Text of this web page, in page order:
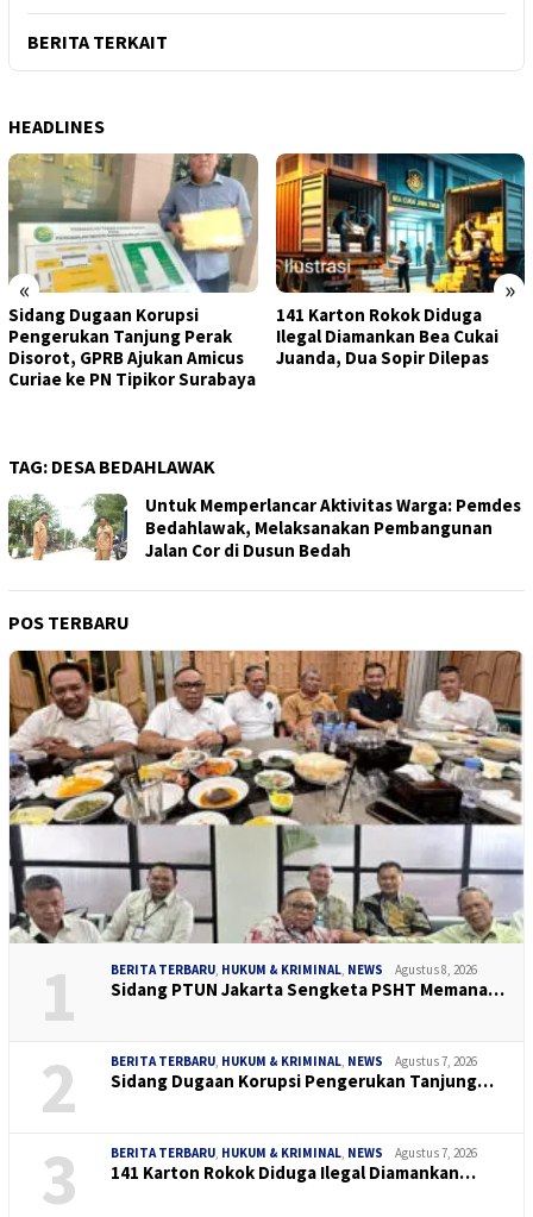
BERITA TERKAIT
HEADLINES
« »
Sidang Dugaan Korupsi
Pengerukan Tanjung Perak
Disorot, GPRB Ajukan Amicus
Curiae ke PN Tipikor Surabaya
141 Karton Rokok Diduga
Ilegal Diamankan Bea Cukai
Juanda, Dua Sopir Dilepas
TAG: DESA BEDAHLAWAK
Untuk Memperlancar Aktivitas Warga: Pemdes
Bedahlawak, Melaksanakan Pembangunan
Jalan Cor di Dusun Bedah
POS TERBARU
1 BERITA TERBARU, HUKUM & KRIMINAL, NEWS Agustus 8, 2026
Sidang PTUN Jakarta Sengketa PSHT Memana…
2 BERITA TERBARU, HUKUM & KRIMINAL, NEWS Agustus 7, 2026
Sidang Dugaan Korupsi Pengerukan Tanjung…
3 BERITA TERBARU, HUKUM & KRIMINAL, NEWS Agustus 7, 2026
141 Karton Rokok Diduga Ilegal Diamankan…